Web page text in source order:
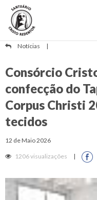
Notícias |
Consórcio
confecção do
Corpus Christi
tecidos
12 de Maio 2026
1206 visualizações |